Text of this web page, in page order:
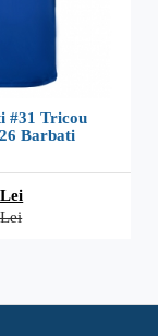
#31 Tricou
Barbati